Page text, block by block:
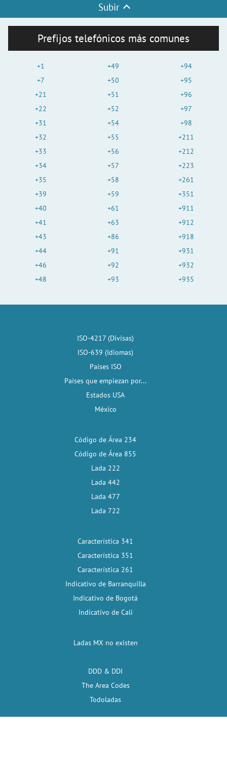
Subir
Prefijos telefónicos más comunes
+1
+7
+21
+22
+31
+32
+33
+34
+35
+39
+40
+41
+43
+44
+46
+48
+49
+50
+51
+52
+54
+55
+56
+57
+58
+59
+61
+63
+86
+91
+92
+93
+94
+95
+96
+97
+98
+211
+212
+223
+261
+351
+911
+912
+918
+931
+932
+935
ISO-4217 (Divisas)
ISO-639 (Idiomas)
Países ISO
Países que empiezan por...
Estados USA
México
Código de Área 234
Código de Área 855
Lada 222
Lada 442
Lada 477
Lada 722
Característica 341
Característica 351
Característica 261
Indicativo de Barranquilla
Indicativo de Bogotá
Indicativo de Cali
Ladas MX no existen
DDD & DDI
The Area Codes
Todoladas